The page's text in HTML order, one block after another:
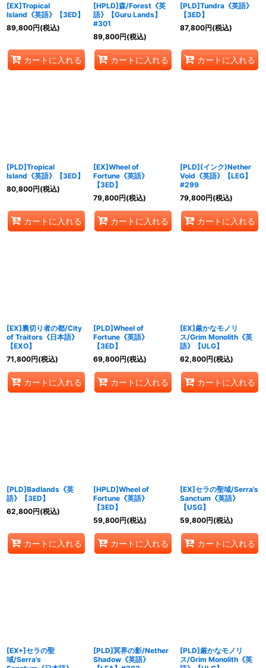
[EX]Tropical
Island《英語》【3ED】
89,800円(税込)
カートに入れる
[HPLD]森/Forest《英
語》【Guru Lands】
#301
89,800円(税込)
カートに入れる
[PLD]Tundra《英語》
【3ED】
87,800円(税込)
カートに入れる
[PLD]Tropical
Island《英語》【3ED】
80,800円(税込)
カートに入れる
[EX]Wheel of
Fortune《英語》
【3ED】
79,800円(税込)
カートに入れる
[PLD](インク)Nether
Void《英語》【LEG】
#299
79,800円(税込)
カートに入れる
[EX]裏切り者の都/City
of Traitors《日本語》
【EXO】
71,800円(税込)
カートに入れる
[PLD]Wheel of
Fortune《英語》
【3ED】
69,800円(税込)
カートに入れる
[EX]厳かなモノリ
ス/Grim Monolith《英
語》【ULG】
62,800円(税込)
カートに入れる
[PLD]Badlands《英
語》【3ED】
62,800円(税込)
カートに入れる
[HPLD]Wheel of
Fortune《英語》
【3ED】
59,800円(税込)
カートに入れる
[EX]セラの聖域/Serra's
Sanctum《英語》
【USG】
59,800円(税込)
カートに入れる
[EX+]セラの聖
域/Serra's
[PLD]冥界の影/Nether
Shadow《英語》
[PLD]厳かなモノリ
ス/Grim Monolith《英